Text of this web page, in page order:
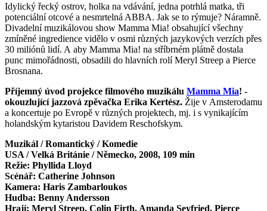
Idylický řecký ostrov, holka na vdávání, jedna potrhlá matka, tři
potenciální otcové a nesmrtelná ABBA. Jak se to rýmuje? Náramně.
Divadelní muzikálovou show Mamma Mia! obsahující všechny
zmíněné ingredience vidělo v osmi různých jazykových verzích přes
30 miliónů lidí. A aby Mamma Mia! na stříbrném plátně dostala
punc mimořádnosti, obsadili do hlavních rolí Meryl Streep a Pierce
Brosnana.
Příjemný úvod projekce filmového muzikálu Mamma Mia! -
okouzlující jazzová zpěvačka Erika Kertész. Žije v Amsterodamu
a koncertuje po Evropě v různých projektech, mj. i s vynikajícím
holandským kytaristou Davidem Reschofskym.
Muzikál / Romantický / Komedie
USA / Velká Británie / Německo, 2008, 109 min
Režie: Phyllida Lloyd
Scénář: Catherine Johnson
Kamera: Haris Zambarloukos
Hudba: Benny Andersson
Hrají: Meryl Streep, Colin Firth, Amanda Seyfried, Pierce